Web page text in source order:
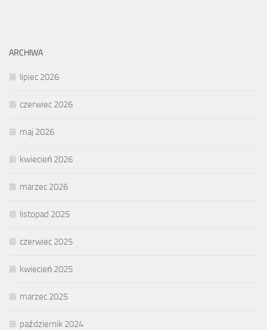
ARCHIWA
lipiec 2026
czerwiec 2026
maj 2026
kwiecień 2026
marzec 2026
listopad 2025
czerwiec 2025
kwiecień 2025
marzec 2025
październik 2024